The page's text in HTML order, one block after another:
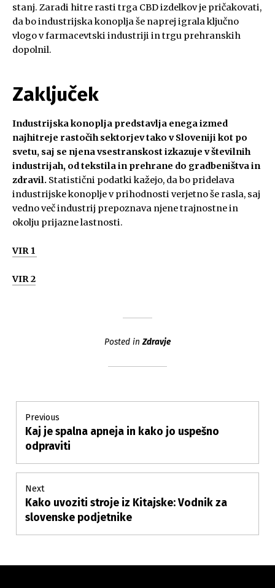
stanj. Zaradi hitre rasti trga CBD izdelkov je pričakovati,
da bo industrijska konoplja še naprej igrala ključno
vlogo v farmacevtski industriji in trgu prehranskih
dopolnil.
Zaključek
Industrijska konoplja predstavlja enega izmed
najhitreje rastočih sektorjev tako v Sloveniji kot po
svetu, saj se njena vsestranskost izkazuje v številnih
industrijah, od tekstila in prehrane do gradbeništva in
zdravil. Statistični podatki kažejo, da bo pridelava
industrijske konoplje v prihodnosti verjetno še rasla, saj
vedno več industrij prepoznava njene trajnostne in
okolju prijazne lastnosti.
VIR 1
VIR 2
Posted inZdravje
Post
navigation
Previous
Previous
post:
Kaj je spalna apneja in kako jo uspešno
odpraviti
Next
Next
post:
Kako uvoziti stroje iz Kitajske: Vodnik za
slovenske podjetnike